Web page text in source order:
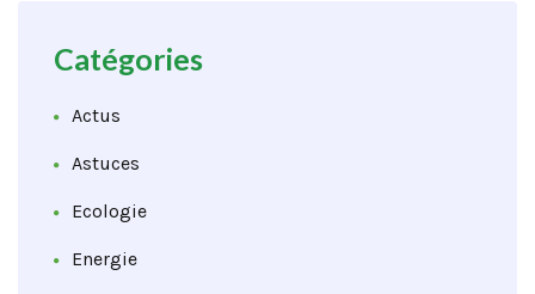
Catégories
Actus
Astuces
Ecologie
Energie